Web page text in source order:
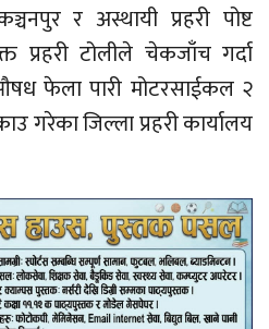
र अस्थायी प्रहरी पोष्ट
प्रहरी टोलीले चेकजाँच गर्दा
फेला पारी मोटरसाईकल २
गरेका जिल्ला प्रहरी कार्यालय